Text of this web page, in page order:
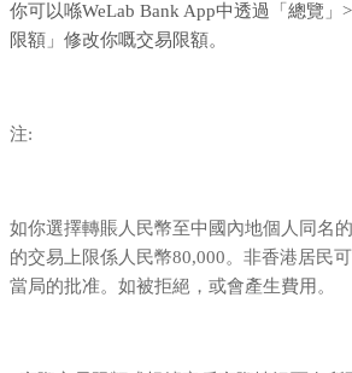
你可以喺WeLab Bank App中透過「總覽」
限額」修改你嘅交易限額。
注:
如你選擇轉賬人民幣至中國內地個人同名
的交易上限係人民幣80,000。非香港居民
當局的批准。如被拒絕，或會產生費用。